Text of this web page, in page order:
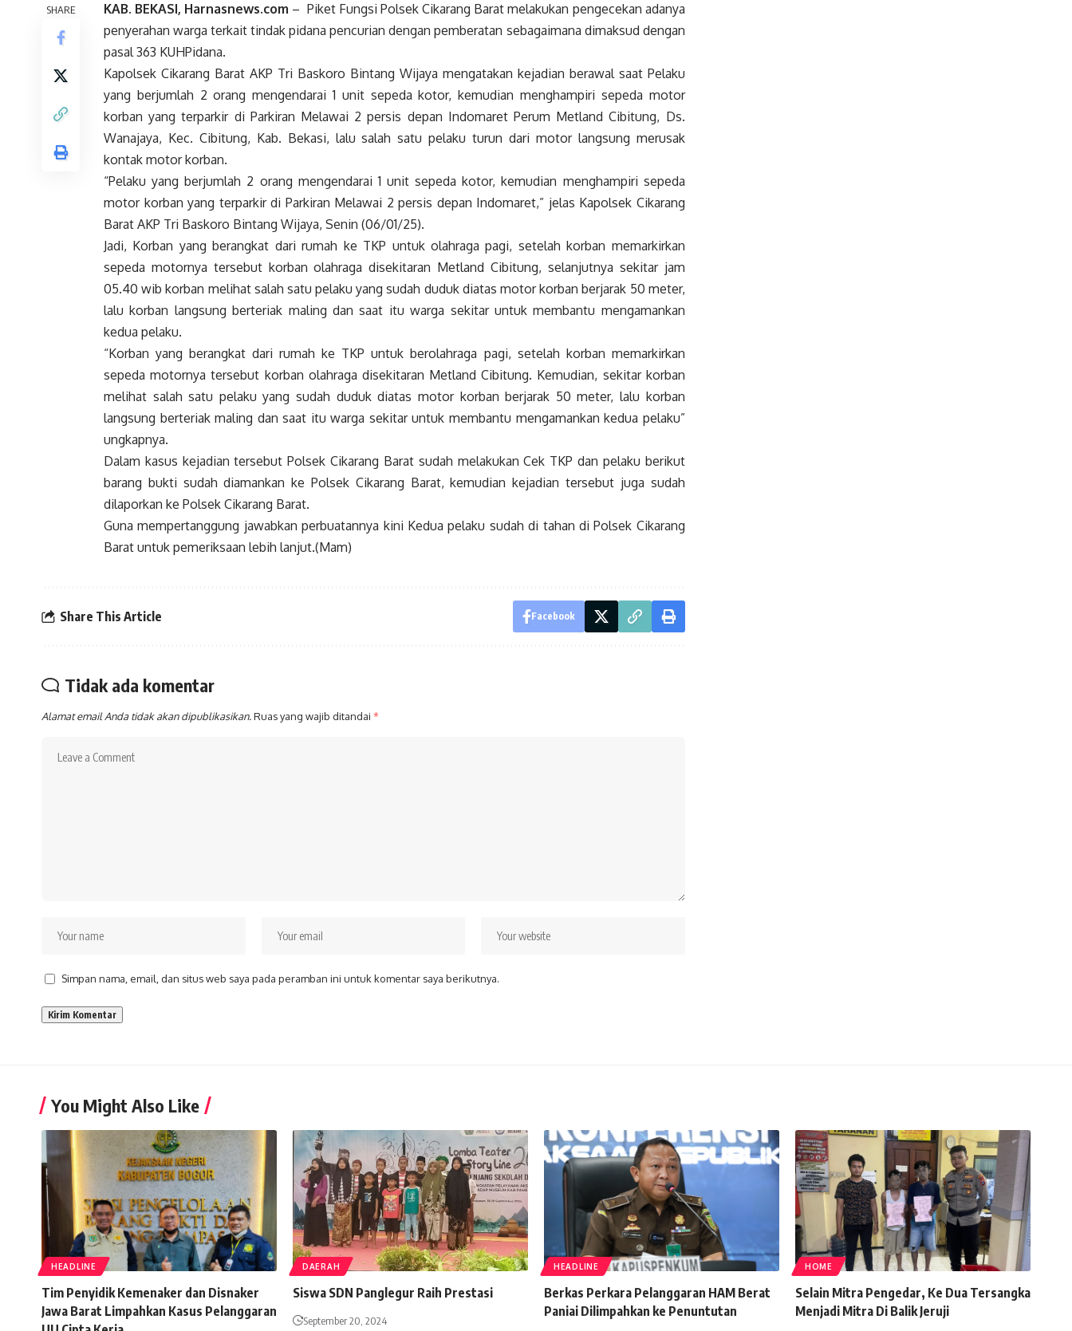
SHARE KAB. BEKASI, Harnasnews.com – Piket Fungsi Polsek Cikarang Barat melakukan pengecekan adanya
penyerahan warga terkait tindak pidana pencurian dengan pemberatan sebagaimana dimaksud dengan
pasal 363 KUHPidana.
Kapolsek Cikarang Barat AKP Tri Baskoro Bintang Wijaya mengatakan kejadian berawal saat Pelaku
yang berjumlah 2 orang mengendarai 1 unit sepeda kotor, kemudian menghampiri sepeda motor
korban yang terparkir di Parkiran Melawai 2 persis depan Indomaret Perum Metland Cibitung, Ds.
Wanajaya, Kec. Cibitung, Kab. Bekasi, lalu salah satu pelaku turun dari motor langsung merusak
kontak motor korban.
“Pelaku yang berjumlah 2 orang mengendarai 1 unit sepeda kotor, kemudian menghampiri sepeda
motor korban yang terparkir di Parkiran Melawai 2 persis depan Indomaret,” jelas Kapolsek Cikarang
Barat AKP Tri Baskoro Bintang Wijaya, Senin (06/01/25).
Jadi, Korban yang berangkat dari rumah ke TKP untuk olahraga pagi, setelah korban memarkirkan
sepeda motornya tersebut korban olahraga disekitaran Metland Cibitung, selanjutnya sekitar jam
05.40 wib korban melihat salah satu pelaku yang sudah duduk diatas motor korban berjarak 50 meter,
lalu korban langsung berteriak maling dan saat itu warga sekitar untuk membantu mengamankan
kedua pelaku.
“Korban yang berangkat dari rumah ke TKP untuk berolahraga pagi, setelah korban memarkirkan
sepeda motornya tersebut korban olahraga disekitaran Metland Cibitung. Kemudian, sekitar korban
melihat salah satu pelaku yang sudah duduk diatas motor korban berjarak 50 meter, lalu korban
langsung berteriak maling dan saat itu warga sekitar untuk membantu mengamankan kedua pelaku”
ungkapnya.
Dalam kasus kejadian tersebut Polsek Cikarang Barat sudah melakukan Cek TKP dan pelaku berikut
barang bukti sudah diamankan ke Polsek Cikarang Barat, kemudian kejadian tersebut juga sudah
dilaporkan ke Polsek Cikarang Barat.
Guna mempertanggung jawabkan perbuatannya kini Kedua pelaku sudah di tahan di Polsek Cikarang
Barat untuk pemeriksaan lebih lanjut.(Mam)
Share This Article Facebook
Tidak ada komentar
Alamat email Anda tidak akan dipublikasikan.Ruas yang wajib ditandai *
Simpan nama, email, dan situs web saya pada peramban ini untuk komentar saya berikutnya.
You Might Also Like
HEADLINE
Tim Penyidik Kemenaker dan Disnaker
Jawa Barat Limpahkan Kasus Pelanggaran
DAERAH
Siswa SDN Panglegur Raih Prestasi
September 20, 2024
HEADLINE
Berkas Perkara Pelanggaran HAM Berat
Paniai Dilimpahkan ke Penuntutan
HOME
Selain Mitra Pengedar, Ke Dua Tersangka
Menjadi Mitra Di Balik Jeruji